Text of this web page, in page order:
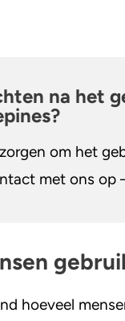
na het
om het
met ons op
hoeveel